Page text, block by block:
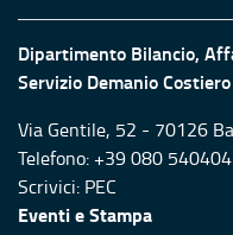
Dipartimento Bilancio,
Servizio Demanio
Via Gentile, 52 - 70126
Telefono: +39 080
Scrivici: PEC
Eventi e Stampa